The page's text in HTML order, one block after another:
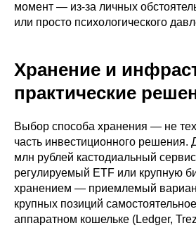
момент — из-за личных
или просто психологического
Хранение и
практические
Выбор способа хранения — не
часть инвестиционного решения.
млн рублей кастодиальный
регулируемый ETF или крупную
хранением — приемлемый
крупных позиций
аппаратном кошельке (Ledger,